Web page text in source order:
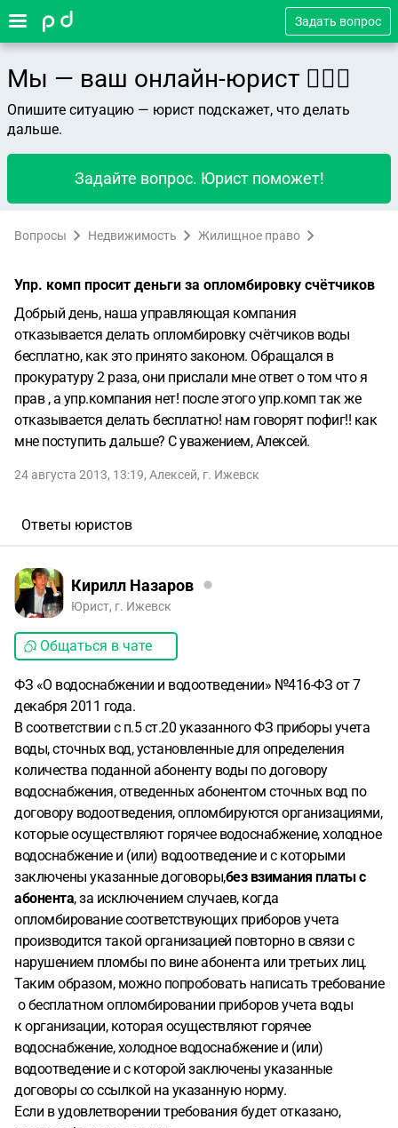
Задать вопрос
Мы — ваш онлайн-юрист 👨🏻‍⚖️
Опишите ситуацию — юрист подскажет, что делать
дальше.
Задайте вопрос. Юрист поможет!
Вопросы Недвижимость Жилищное право
Упр. комп просит деньги за опломбировку счётчиков
Добрый день, наша управляющая компания
отказывается делать опломбировку счётчиков воды
бесплатно, как это принято законом. Обращался в
прокуратуру 2 раза, они прислали мне ответ о том что я
прав , а упр.компания нет! после этого упр.комп так же
отказывается делать бесплатно! нам говорят пофиг!! как
мне поступить дальше? С уважением, Алексей.
24 августа 2013, 13:19, Алексей, г. Ижевск
Ответы юристов
Кирилл Назаров
Юрист, г. Ижевск
Общаться в чате
ФЗ «О водоснабжении и водоотведении» №416-ФЗ от 7
декабря 2011 года.
В соответствии с п.5 ст.20 указанного ФЗ приборы учета
воды, сточных вод, установленные для определения
количества поданной абоненту воды по договору
водоснабжения, отведенных абонентом сточных вод по
договору водоотведения, опломбируются организациями,
которые осуществляют горячее водоснабжение, холодное
водоснабжение и (или) водоотведение и с которыми
заключены указанные договоры,без взимания платы с
абонента, за исключением случаев, когда
опломбирование соответствующих приборов учета
производится такой организацией повторно в связи с
нарушением пломбы по вине абонента или третьих лиц.
Таким образом, можно попробовать написать требование
о бесплатном опломбировании приборов учета воды
к организации, которая осуществляют горячее
водоснабжение, холодное водоснабжение и (или)
водоотведение и с которой заключены указанные
договоры со ссылкой на указанную норму.
Если в удовлетворении требования будет отказано,